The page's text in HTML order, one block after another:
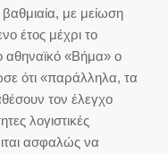
με μείωση
έτος μέχρι το
«Βήμα» ο
ότι «παράλληλα, τα
τον έλεγχο
λογιστικές
ασφαλώς να